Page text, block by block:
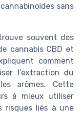
sans
souvent des
cannabis CBD et
comment
l’extraction du
arômes. Cette
à mieux utiliser
risques liés à une